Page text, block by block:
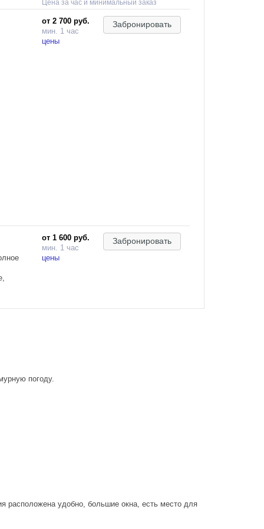
Цена за час и минимальный заказ
от 2 700 руб.
мин. 1 час
цены
Забронировать
зон.
от 1 600 руб.
мин. 1 час
цены
Забронировать
погоду.
расположена удобно, большие окна, есть место для